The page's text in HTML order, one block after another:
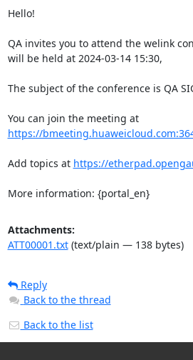
Hello!
QA invites you to attend the welink
will be held at 2024-03-14 15:30,
The subject of the conference is QA
You can join the meeting at
https://
Add topics at https://
More information: {portal_en}
Attachments:
ATT00001.txt(text/plain — 138 bytes)
Reply
Back to the thread
Back to the list